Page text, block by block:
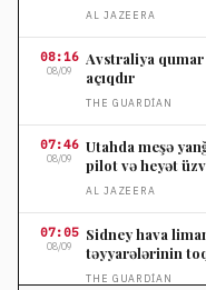
AL JAZEERA
08:16
08/09
Avstraliya
açıqdır
THE GUARDIAN
07:46
08/09
Utahda meşə
pilot və heyət
AL JAZEERA
07:05
08/09
Sidney hava
təyyarələrinin
THE GUARDIAN